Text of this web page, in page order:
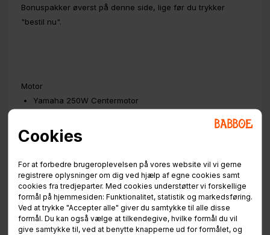
Cookies
For at forbedre brugeroplevelsen på vores website vil vi gerne
registrere oplysninger om dig ved hjælp af egne cookies samt
cookies fra tredjeparter. Med cookies understøtter vi forskellige
formål på hjemmesiden: Funktionalitet, statistik og markedsføring.
Ved at trykke "Accepter alle" giver du samtykke til alle disse
formål. Du kan også vælge at tilkendegive, hvilke formål du vil
give samtykke til, ved at benytte knapperne ud for formålet, og
Bonuspakker øverst på denne side, lige før du trykker
"bestil nu".
Motor
Yamaha 250W Centermotor
Den 250W Yamaha motor er monteret under pedalerne
og assisterer op til 25 km/t. Motoren betjenes via displayet
sensor’ der registrerer hvor hårdt der trædes i pedalerne.
Jo hårdere der trædes i pedalerne, jo mere assisterer
motoren. Assistancen fra motoren føles derfor mere
naturlig.